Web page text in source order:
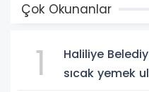
Çok Okunanlar
1
Haliliye
sıcak yemek